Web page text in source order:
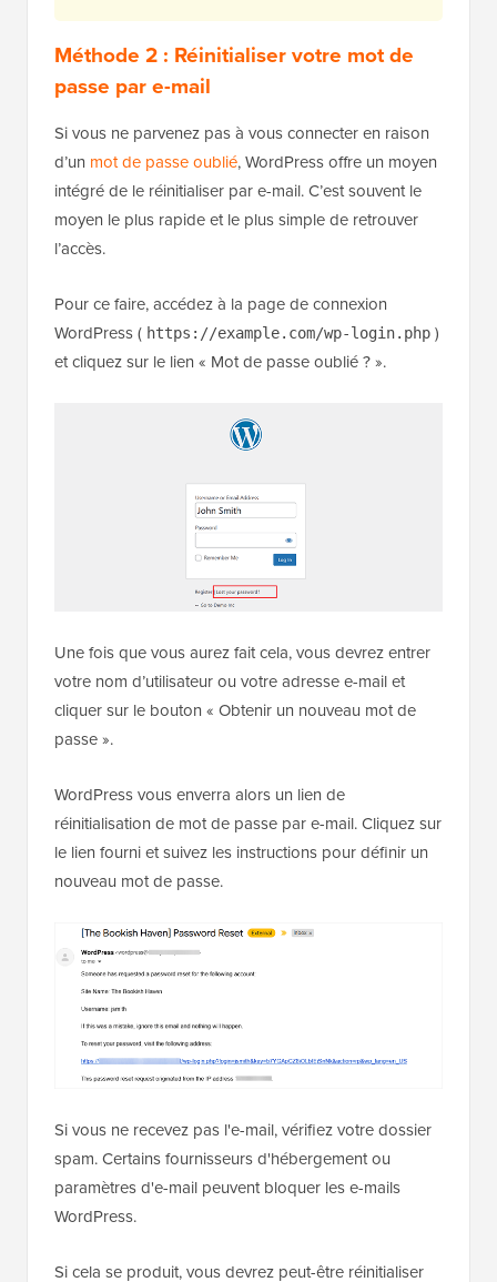
Méthode 2 : Réinitialiser votre mot de
passe par e-mail
Si vous ne parvenez pas à vous connecter en raison
d’un mot de passe oublié, WordPress offre un moyen
intégré de le réinitialiser par e-mail. C’est souvent le
moyen le plus rapide et le plus simple de retrouver
l’accès.
Pour ce faire, accédez à la page de connexion
WordPress ( https://example.com/wp-login.php )
et cliquez sur le lien « Mot de passe oublié ? ».
Une fois que vous aurez fait cela, vous devrez entrer
votre nom d’utilisateur ou votre adresse e-mail et
cliquer sur le bouton « Obtenir un nouveau mot de
passe ».
WordPress vous enverra alors un lien de
réinitialisation de mot de passe par e-mail. Cliquez sur
le lien fourni et suivez les instructions pour définir un
nouveau mot de passe.
Si vous ne recevez pas l'e-mail, vérifiez votre dossier
spam. Certains fournisseurs d'hébergement ou
paramètres d'e-mail peuvent bloquer les e-mails
WordPress.
Si cela se produit, vous devrez peut-être réinitialiser